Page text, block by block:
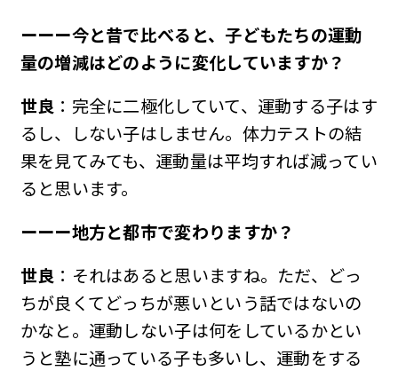
ーーー今と昔で比べると、子どもたちの運動
量の増減はどのように変化していますか？
世良 ：完全に二極化していて、運動する子はす
るし、しない子はしません。体力テストの結
果を見てみても、運動量は平均すれば減ってい
ると思います。
ーーー地方と都市で変わりますか？
世良 ：それはあると思いますね。ただ、どっ
ちが良くてどっちが悪いという話ではないの
かなと。運動しない子は何をしているかとい
うと塾に通っている子も多いし、運動をする